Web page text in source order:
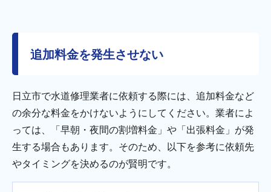
追加料金を発生させない
日立市で水道修理業者に依頼する際には、追加料金など
の余分な料金をかけないようにしてください。業者によ
っては、「早朝・夜間の割増料金」や「出張料金」が発
生する場合もあります。そのため、以下を参考に依頼先
やタイミングを決めるのが賢明です。